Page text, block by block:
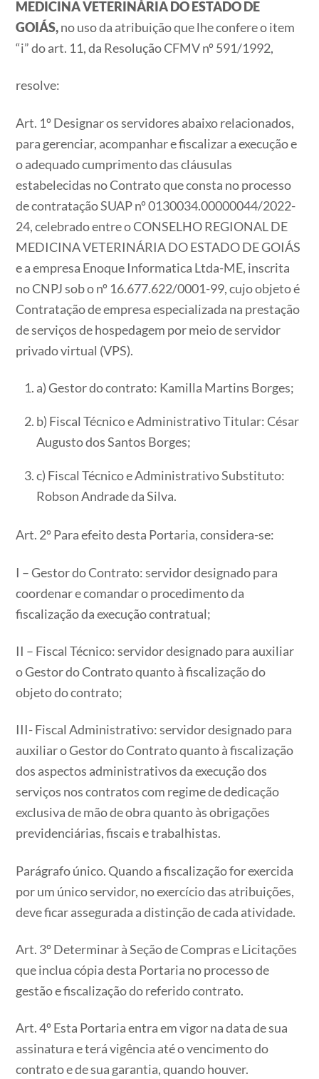
MEDICINA VETERINÁRIA DO ESTADO DE
GOIÁS,no uso da atribuição que lhe confere o item
“i” do art. 11, da Resolução CFMV nº 591/1992,
resolve:
Art. 1º Designar os servidores abaixo relacionados,
para gerenciar, acompanhar e fiscalizar a execução e
o adequado cumprimento das cláusulas
estabelecidas no Contrato que consta no processo
de contratação SUAP nº 0130034.00000044/2022-
24, celebrado entre o CONSELHO REGIONAL DE
MEDICINA VETERINÁRIA DO ESTADO DE GOIÁS
e a empresa Enoque Informatica Ltda-ME, inscrita
no CNPJ sob o nº 16.677.622/0001-99, cujo objeto é
Contratação de empresa especializada na prestação
de serviços de hospedagem por meio de servidor
privado virtual (VPS).
a) Gestor do contrato: Kamilla Martins Borges;
b) Fiscal Técnico e Administrativo Titular: César
Augusto dos Santos Borges;
c) Fiscal Técnico e Administrativo Substituto:
Robson Andrade da Silva.
Art. 2º Para efeito desta Portaria, considera-se:
I – Gestor do Contrato: servidor designado para
coordenar e comandar o procedimento da
fiscalização da execução contratual;
II – Fiscal Técnico: servidor designado para auxiliar
o Gestor do Contrato quanto à fiscalização do
objeto do contrato;
III- Fiscal Administrativo: servidor designado para
auxiliar o Gestor do Contrato quanto à fiscalização
dos aspectos administrativos da execução dos
serviços nos contratos com regime de dedicação
exclusiva de mão de obra quanto às obrigações
previdenciárias, fiscais e trabalhistas.
Parágrafo único. Quando a fiscalização for exercida
por um único servidor, no exercício das atribuições,
deve ficar assegurada a distinção de cada atividade.
Art. 3º Determinar à Seção de Compras e Licitações
que inclua cópia desta Portaria no processo de
gestão e fiscalização do referido contrato.
Art. 4º Esta Portaria entra em vigor na data de sua
assinatura e terá vigência até o vencimento do
contrato e de sua garantia, quando houver.